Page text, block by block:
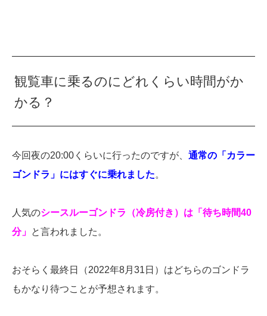
観覧車に乗るのにどれくらい時間がか
かる？
今回夜の20:00くらいに行ったのですが、 通常の「カラー
ゴンドラ」にはすぐに乗れました。
人気のシースルーゴンドラ（冷房付き）は「待ち時間40
分」 と言われました。
おそらく最終日（2022年8月31日）はどちらのゴンドラ
もかなり待つことが予想されます。